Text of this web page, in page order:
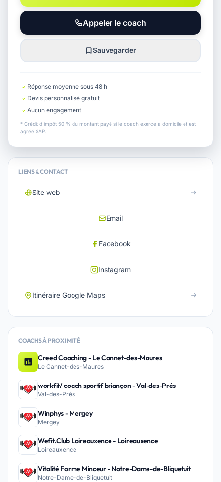
Appeler le coach
Sauvegarder
Réponse moyenne sous 48 h
Devis personnalisé gratuit
Aucun engagement
* Crédit d'impôt 50 % du montant payé si le coach exerce à domicile et est
agréé SAP.
LIENS & CONTACT
Site web
Email
Facebook
Instagram
Itinéraire Google Maps
COACHS À PROXIMITÉ
Creed Coaching - Le Cannet-des-Maures
Le Cannet-des-Maures
workfit/ coach sportif briançon - Val-des-Prés
Val-des-Prés
Winphys - Mergey
Mergey
Wefit.Club Loireauxence - Loireauxence
Loireauxence
Vitalité Forme Minceur - Notre-Dame-de-Bliquetuit
Notre-Dame-de-Bliquetuit